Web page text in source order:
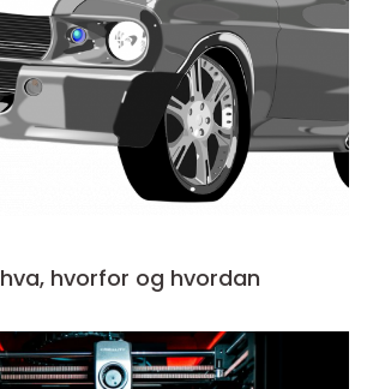
Tuning av bil hva, hvorfor og hvordan